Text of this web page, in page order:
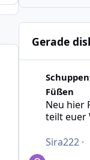
Gerade
Füßen
Neu hier
teilt euer
Sira222 ·